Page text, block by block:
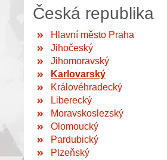
Česká republika
Hlavní město Praha
Jihočeský
Jihomoravský
Karlovarský
Královéhradecký
Liberecký
Moravskoslezský
Olomoucký
Pardubický
Plzeňský